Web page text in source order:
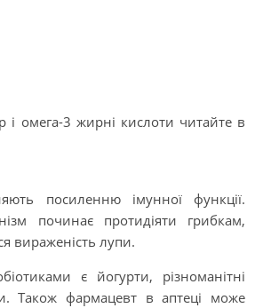
і омега-3 жирні кислоти читайте в
посиленню імунної функції.
починає протидіяти грибкам,
вираженість лупи.
є йогурти, різноманітні
Також фармацевт в аптеці може